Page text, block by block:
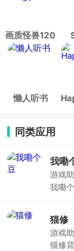
画质怪兽120
帧
懒人听书
同类应用
我嘞
游戏
我嘞
度、
手绘
库存
拼豆
猫修
游戏
猫修